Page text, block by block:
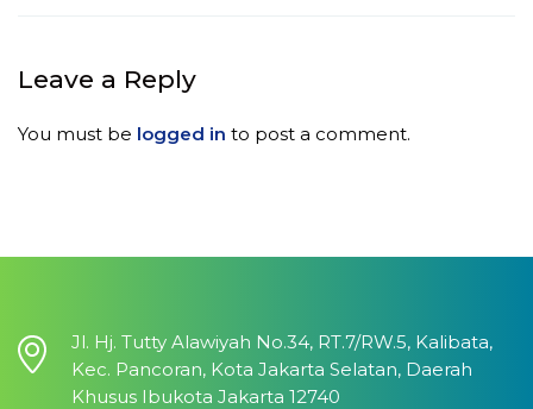
Leave a Reply
You must be logged in to post a comment.
Jl. Hj. Tutty Alawiyah No.34, RT.7/RW.5, Kalibata,
Kec. Pancoran, Kota Jakarta Selatan, Daerah
Khusus Ibukota Jakarta 12740